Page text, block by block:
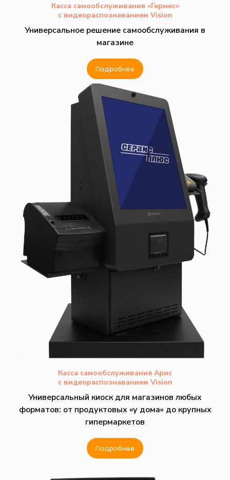
Касса самообслуживания «Гермес»
с видеораспознаванием Vision
Универсальное решение самообслуживания в
магазине
Подробнее
Касса самообслуживания Арис
с видеораспознаванием Vision
Универсальный киоск для магазинов любых
форматов: от продуктовых «у дома» до крупных
гипермаркетов
Подробнее